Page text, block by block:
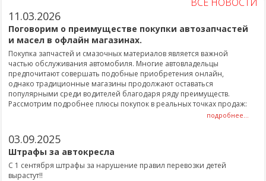
11.03.2026
Поговорим о преимуществе покупки автозапчастей
и масел в офлайн магазинах.
Покупка запчастей и смазочных материалов является важной
частью обслуживания автомобиля. Многие автовладельцы
предпочитают совершать подобные приобретения онлайн,
однако традиционные магазины продолжают оставаться
популярными среди водителей благодаря ряду преимуществ.
Рассмотрим подробнее плюсы покупок в реальных точках продаж:
подробнее...
03.09.2025
Штрафы за автокресла
С 1 сентября штрафы за нарушение правил перевозки детей
вырастут!!